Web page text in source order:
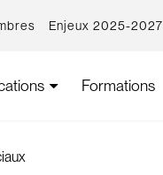
Enjeux 2025-2027
Formations